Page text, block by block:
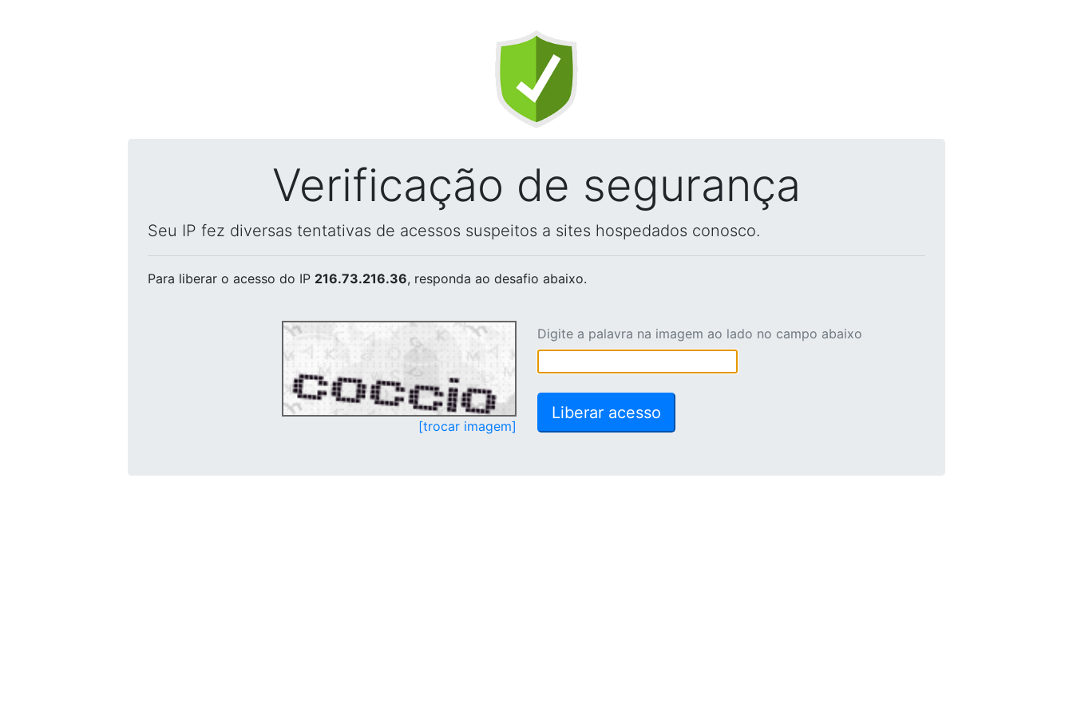
Verificação de segurança
Seu IP fez diversas tentativas de acessos suspeitos a sites hospedados conosco.
Para liberar o acesso do IP 216.73.216.36, responda ao desafio abaixo.
[trocar imagem]
Digite a palavra na imagem ao lado no campo abaixo